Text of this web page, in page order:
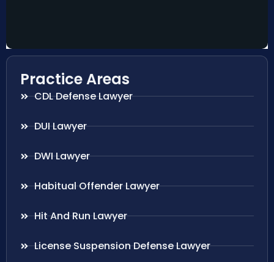
Practice Areas
CDL Defense Lawyer
DUI Lawyer
DWI Lawyer
Habitual Offender Lawyer
Hit And Run Lawyer
License Suspension Defense Lawyer